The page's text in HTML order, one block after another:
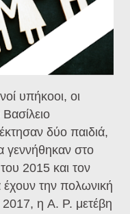
υπήκοοι, οι
δύο παιδιά,
γεννήθηκαν στο
2015 και τον
την πολωνική
2017, η A. P. μετέβη